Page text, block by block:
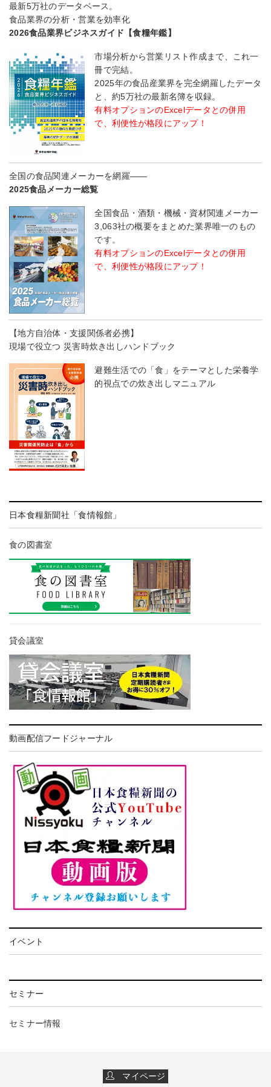
最新5万社のデータベース。
食品業界の分析・営業を効率化
2026食品業界ビジネスガイド【食糧年鑑】
市場分析から営業リスト作成まで、これ一
冊で完結。
2025年の食品産業界を完全網羅したデータ
と、約5万社の最新名簿を収録。
有料オプションのExcelデータとの併用
で、利便性が格段にアップ！
全国の食品関連メーカーを網羅――
2025食品メーカー総覧
全国食品・酒類・機械・資材関連メーカー
3,063社の概要をまとめた業界唯一のもの
です。
有料オプションのExcelデータとの併用
で、利便性が格段にアップ！
【地方自治体・支援関係者必携】
現場で役立つ 災害時炊き出しハンドブック
避難生活での「食」をテーマとした栄養学
的視点での炊き出しマニュアル
日本食糧新聞社「食情報館」
食の図書室
貸会議室
動画配信フードジャーナル
イベント
セミナー
セミナー情報
マイページ